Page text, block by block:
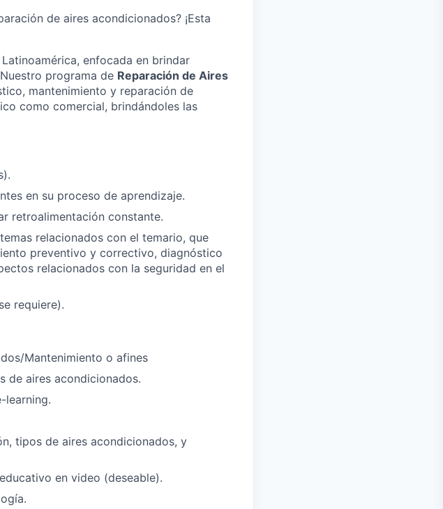
de aires acondicionados? ¡Esta
enfocada en brindar
programa de Reparación de Aires
mantenimiento y reparación de
como comercial, brindándoles las
en su proceso de aprendizaje.
retroalimentación constante.
relacionados con el temario, que
preventivo y correctivo, diagnóstico
relacionados con la seguridad en el
requiere).
Mantenimiento o afines
de aires acondicionados.
learning.
tipos de aires acondicionados, y
en video (deseable).